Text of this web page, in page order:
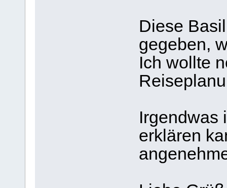
Diese
gegeben,
Ich wollte
Irgendwas
erklären